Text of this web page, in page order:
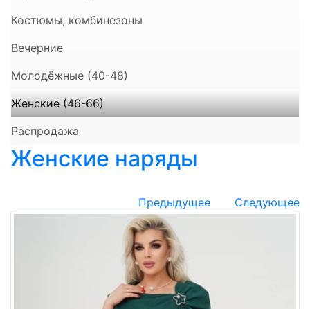
Костюмы, комбинезоны
Вечерние
Молодёжные (40-48)
Женские (46-66)
Распродажа
Женские наряды
Предыдущее Следующее